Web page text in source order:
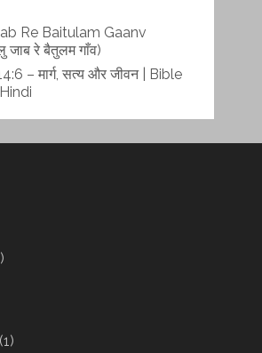
Re Baitulam Gaanv
रे बैतुलम गाँव)
– मार्ग, सत्य और जीवन | Bible
(1)